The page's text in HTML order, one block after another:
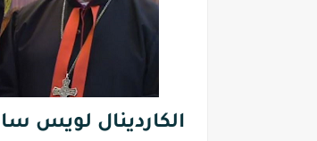
الكاردينال لويس